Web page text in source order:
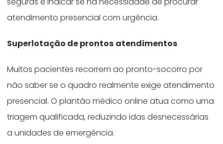
atendimento presencial com urgência.
Superlotação de prontos atendimentos
Muitos pacientes recorrem ao pronto-socorro por
não saber se o quadro realmente exige atendimento
presencial. O plantão médico online atua como uma
triagem qualificada, reduzindo idas desnecessárias
a unidades de emergência.